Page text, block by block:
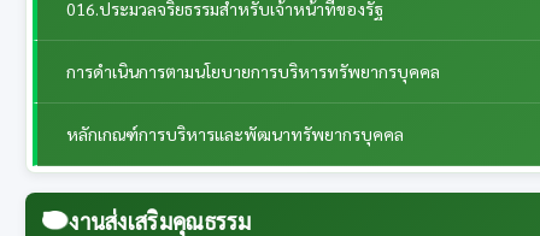
016.ประมวลจริยธรรมสำหรับเจ้าหน้าที่ของรัฐ
การดำเนินการตามนโยบายการบริหารทรัพยากรบุคคล
หลักเกณฑ์การบริหารและพัฒนาทรัพยากรบุคคล
งานส่งเสริมคุณธรรม